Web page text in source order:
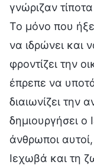
γνώριζαν
Το μόνο που
να ιδρώνει και
φροντίζει την
έπρεπε να
διαιωνίζει την
δημιουργήσει
άνθρωποι
Ιεχωβά και τη